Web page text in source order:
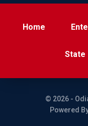
Home
State
© 2026 -
Powered